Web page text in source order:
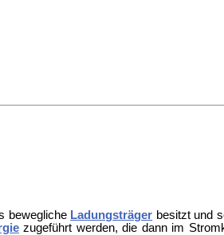
bewegliche Ladungsträger besitzt und
zugeführt werden, die dann im